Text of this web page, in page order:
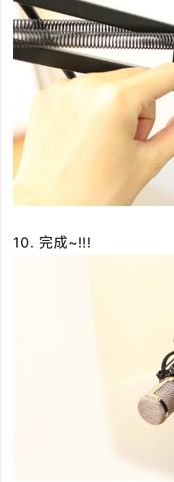
10. 完成~!!!